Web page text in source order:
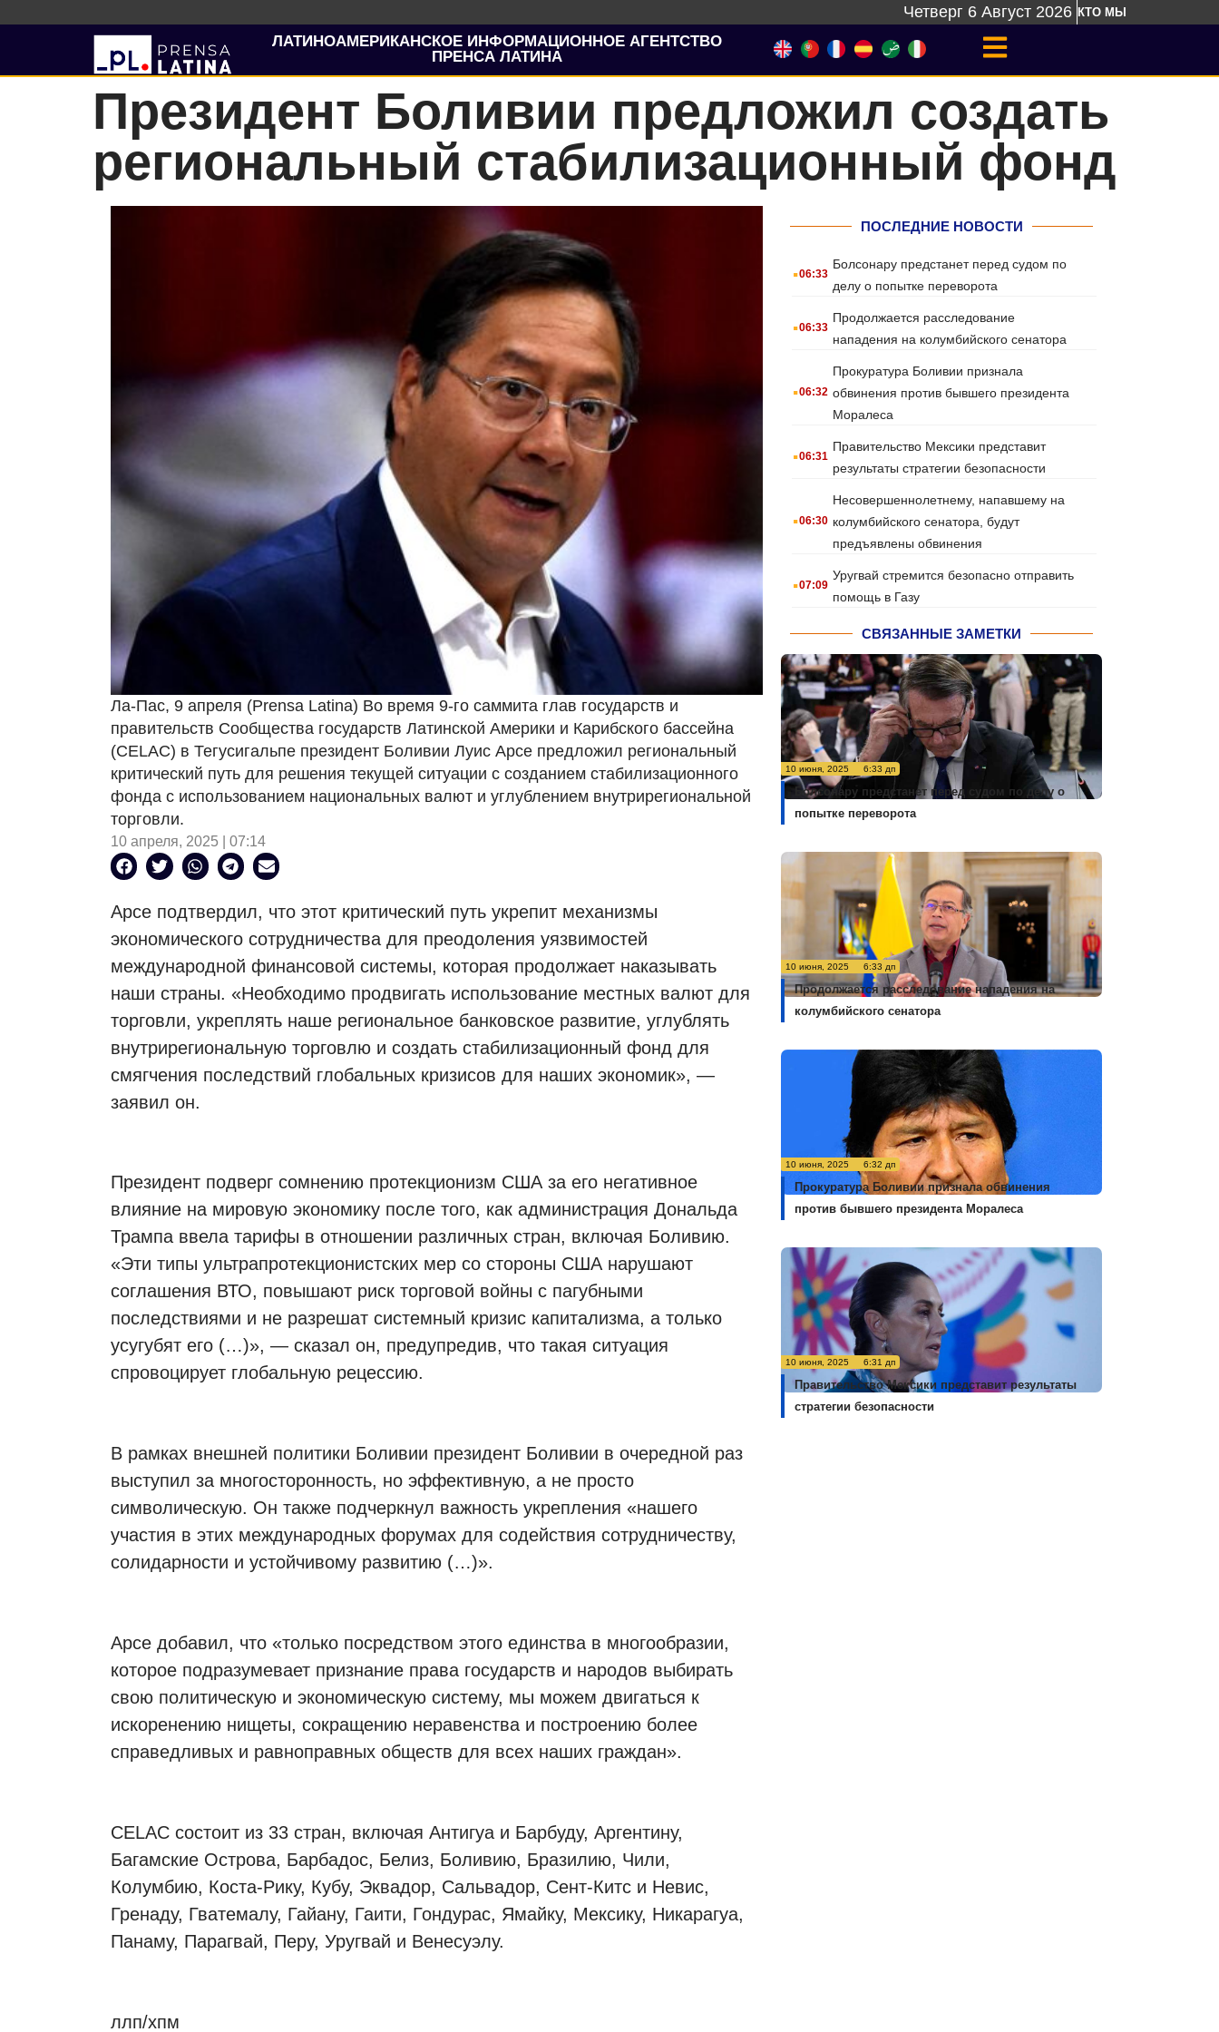
Четверг 6 Август 2026 КТО МЫ
ЛАТИНОАМЕРИКАНСКОЕ ИНФОРМАЦИОННОЕ АГЕНТСТВО
ПРЕНСА ЛАТИНА
Президент Боливии предложил создать
региональный стабилизационный фонд
Ла-Пас, 9 апреля (Prensa Latina) Во время 9-го саммита глав государств и
правительств Сообщества государств Латинской Америки и Карибского бассейна
(CELAC) в Тегусигальпе президент Боливии Луис Арсе предложил региональный
критический путь для решения текущей ситуации с созданием стабилизационного
фонда с использованием национальных валют и углублением внутрирегиональной
торговли.
10 апреля, 2025 | 07:14
Арсе подтвердил, что этот критический путь укрепит механизмы
экономического сотрудничества для преодоления уязвимостей
международной финансовой системы, которая продолжает наказывать
наши страны. «Необходимо продвигать использование местных валют для
торговли, укреплять наше региональное банковское развитие, углублять
внутрирегиональную торговлю и создать стабилизационный фонд для
смягчения последствий глобальных кризисов для наших экономик», —
заявил он.
Президент подверг сомнению протекционизм США за его негативное
влияние на мировую экономику после того, как администрация Дональда
Трампа ввела тарифы в отношении различных стран, включая Боливию.
«Эти типы ультрапротекционистских мер со стороны США нарушают
соглашения ВТО, повышают риск торговой войны с пагубными
последствиями и не разрешат системный кризис капитализма, а только
усугубят его (…)», — сказал он, предупредив, что такая ситуация
спровоцирует глобальную рецессию.
В рамках внешней политики Боливии президент Боливии в очередной раз
выступил за многосторонность, но эффективную, а не просто
символическую. Он также подчеркнул важность укрепления «нашего
участия в этих международных форумах для содействия сотрудничеству,
солидарности и устойчивому развитию (…)».
Арсе добавил, что «только посредством этого единства в многообразии,
которое подразумевает признание права государств и народов выбирать
свою политическую и экономическую систему, мы можем двигаться к
искоренению нищеты, сокращению неравенства и построению более
справедливых и равноправных обществ для всех наших граждан».
CELAC состоит из 33 стран, включая Антигуа и Барбуду, Аргентину,
Багамские Острова, Барбадос, Белиз, Боливию, Бразилию, Чили,
Колумбию, Коста-Рику, Кубу, Эквадор, Сальвадор, Сент-Китс и Невис,
Гренаду, Гватемалу, Гайану, Гаити, Гондурас, Ямайку, Мексику, Никарагуа,
Панаму, Парагвай, Перу, Уругвай и Венесуэлу.
ллп/хпм
ПОСЛЕДНИЕ НОВОСТИ
.06:33
Болсонару предстанет перед судом по
делу о попытке переворота
.06:33
Продолжается расследование
нападения на колумбийского сенатора
.06:32
Прокуратура Боливии признала
обвинения против бывшего президента
Моралеса
.06:31
Правительство Мексики представит
результаты стратегии безопасности
.06:30
Несовершеннолетнему, напавшему на
колумбийского сенатора, будут
предъявлены обвинения
.07:09
Уругвай стремится безопасно отправить
помощь в Газу
СВЯЗАННЫЕ ЗАМЕТКИ
10 июня, 2025 6:33 дп
Болсонару предстанет перед судом по делу о
попытке переворота
10 июня, 2025 6:33 дп
Продолжается расследование нападения на
колумбийского сенатора
10 июня, 2025 6:32 дп
Прокуратура Боливии признала обвинения
против бывшего президента Моралеса
10 июня, 2025 6:31 дп
Правительство Мексики представит результаты
стратегии безопасности